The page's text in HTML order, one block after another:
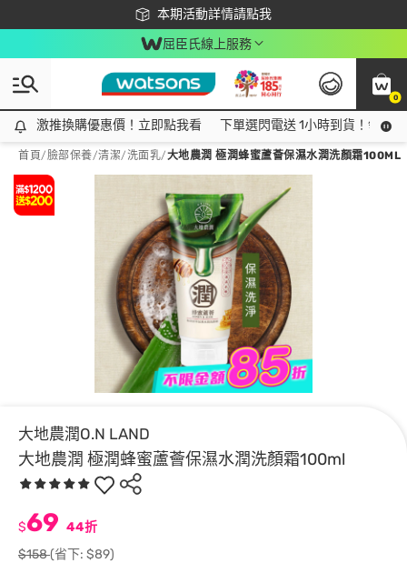
本期活動詳情請點我
下載app最高回饋$350
屈臣氏線上服務
0
激推換購優惠價！立即點我看
激推換購優惠價！立即點我看 下單選閃電送 1小時到貨！領神
首頁/臉部保養/清潔/洗面乳/大地農潤 極潤蜂蜜蘆薈保濕水潤洗顏霜100ML
大地農潤O.N LAND
大地農潤 極潤蜂蜜蘆薈保濕水潤洗顏霜100ml
$69 44折
$158(省下: $89)